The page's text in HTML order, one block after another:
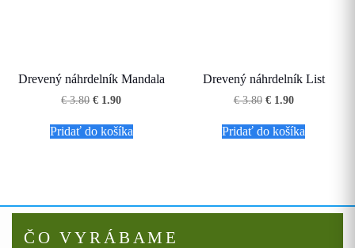
Drevený náhrdelník Mandala
€3.80 Pôvodná
bola:
€ 3.80.
€ 1.90Aktuálna
je:
€ 1.90.
Pridať do košíka
Drevený náhrdelník List
€3.80 Pôvodná
bola:
€ 3.80.
€1.90Aktuálna
je:
€ 1.90.
Pridať do košíka
ČO VYRÁBAME